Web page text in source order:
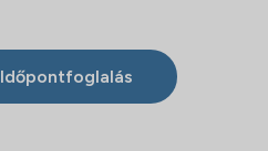
Időpontfoglalás